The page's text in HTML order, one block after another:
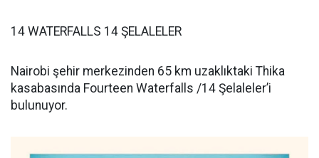
14 WATERFALLS 14 ŞELALELER
Nairobi şehir merkezinden 65 km uzaklıktaki Thika
kasabasında Fourteen Waterfalls /14 Şelaleler’i
bulunuyor.